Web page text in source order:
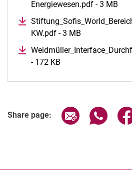
Energiewesen.pdf - 3 MB
KW.pdf - 3 MB
- 172 KB
Share page: Share page